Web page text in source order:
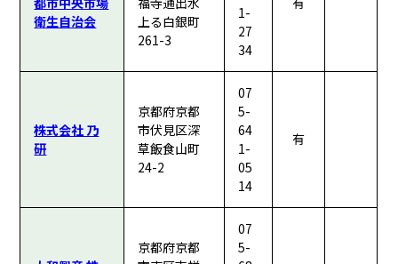
衛生自治会
上る白銀町
261-3
1-
27
34
株式会社 乃
研
京都府京都
市伏見区深
草飯食山町
24-2
07
5-
64
1-
05
14
有
京都府京都
07
5-